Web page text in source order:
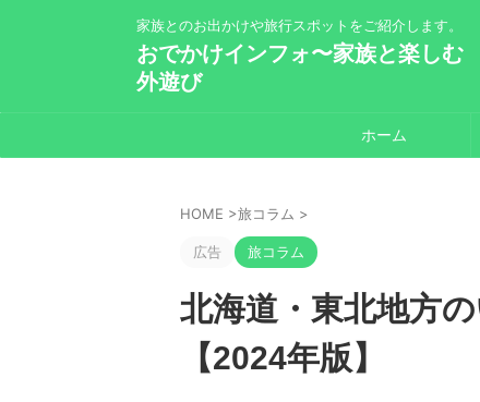
家族とのお出かけや旅行スポットをご紹介します。
おでかけインフォ〜家族と楽しむ
外遊び
ホーム
HOME >旅コラム >
広告 旅コラム
北海道・東北地方
【2024年版】